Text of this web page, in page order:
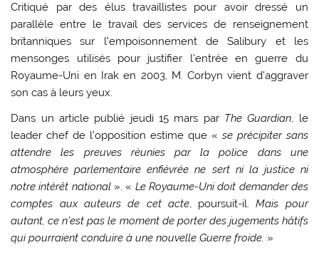
Critiqué par des élus travaillistes pour avoir dressé un
parallèle entre le travail des services de renseignement
britanniques sur l’empoisonnement de Salibury et les
mensonges utilisés pour justifier l’entrée en guerre du
Royaume-Uni en Irak en 2003, M. Corbyn vient d’aggraver
son cas à leurs yeux.
Dans un article publié jeudi 15 mars par The Guardian , le
leader chef de l’opposition estime que « se précipiter sans
attendre les preuves réunies par la police dans une
atmosphère parlementaire enfiévrée ne sert ni la justice ni
notre intérêt national». « Le Royaume-Uni doit demander des
comptes aux auteurs de cet acte, poursuit-il.Mais pour
autant, ce n’est pas le moment de porter des jugements hâtifs
qui pourraient conduire à une nouvelle Guerre froide. »